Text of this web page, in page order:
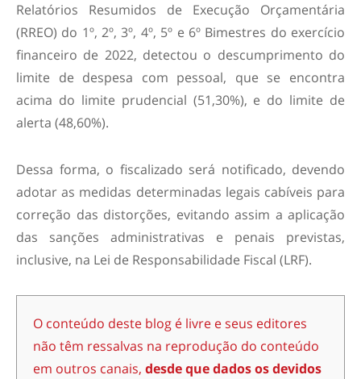
Relatórios Resumidos de Execução Orçamentária
(RREO) do 1º, 2º, 3º, 4º, 5º e 6º Bimestres do exercício
financeiro de 2022, detectou o descumprimento do
limite de despesa com pessoal, que se encontra
acima do limite prudencial (51,30%), e do limite de
alerta (48,60%).
Dessa forma, o fiscalizado será notificado, devendo
adotar as medidas determinadas legais cabíveis para
correção das distorções, evitando assim a aplicação
das sanções administrativas e penais previstas,
inclusive, na Lei de Responsabilidade Fiscal (LRF).
O conteúdo deste blog é livre e seus editores
não têm ressalvas na reprodução do conteúdo
em outros canais, desde que dados os devidos